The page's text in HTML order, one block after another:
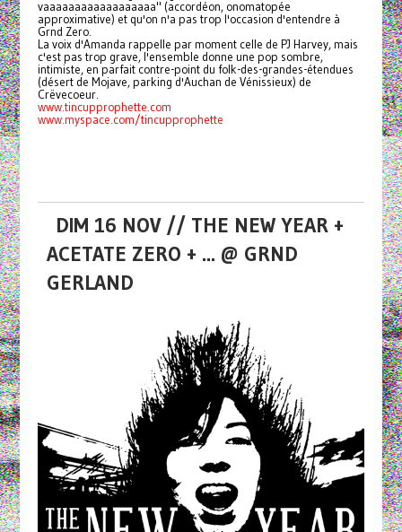
vaaaaaaaaaaaaaaaaaa" (accordéon, onomatopée
approximative) et qu'on n'a pas trop l'occasion d'entendre à
Grnd Zero.
La voix d'Amanda rappelle par moment celle de PJ Harvey, mais
c'est pas trop grave, l'ensemble donne une pop sombre,
intimiste, en parfait contre-point du folk-des-grandes-étendues
(désert de Mojave, parking d'Auchan de Vénissieux) de
Crëvecoeur.
www.tincupprophette.com
www.myspace.com/tincupprophette
DIM 16 NOV // THE NEW YEAR +
ACETATE ZERO + ... @ GRND
GERLAND